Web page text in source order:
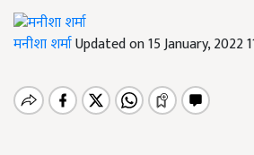
मनीशा शर्माUpdated on 15 January, 2022